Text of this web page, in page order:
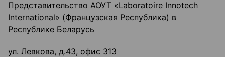
Представительство АОУТ «Laboratoire Innotech
International» (Французская Республика) в
Республике Беларусь
ул. Левкова, д.43, офис 313